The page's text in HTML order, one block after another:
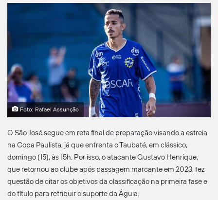
Foto: Rafael Assunção
O São José segue em reta final de preparação visando a estreia
na Copa Paulista, já que enfrenta o Taubaté, em clássico,
domingo (15), às 15h. Por isso, o atacante Gustavo Henrique,
que retornou ao clube após passagem marcante em 2023, fez
questão de citar os objetivos da classificação na primeira fase e
do título para retribuir o suporte da Águia.